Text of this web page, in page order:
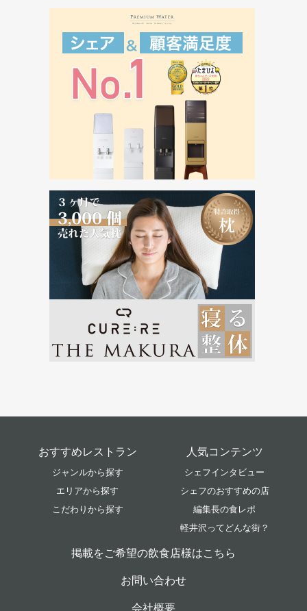
おすすめレストラン
ジャンルから探す
エリアから探す
こだわりから探す
人気コンテンツ
シェフインタビュー
シェフのおすすめの店
編集長の食レポ
軽井沢ってどんな街？
掲載をご希望の飲食店様はこちら
お問い合わせ
会社概要